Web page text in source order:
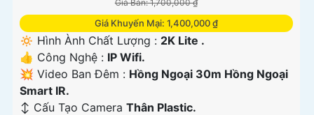
Giá Bán: 1,700,000 ₫
Giá Khuyến Mại: 1,400,000 ₫
🔅 Hình Ành Chất Lượng : 2K Lite .
👍 Công Nghệ : IP Wifi.
💥 Video Ban Đêm : Hồng Ngoại 30m Hồng Ngoại
Smart IR.
↕️ Cấu Tạo Camera Thân Plastic.